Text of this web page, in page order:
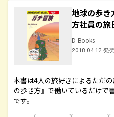
地球の歩き
方社員の旅
D-Books
2018.04.12 発
本書は4人の旅好きによるただ
の歩き方』で働いているだけで
です。